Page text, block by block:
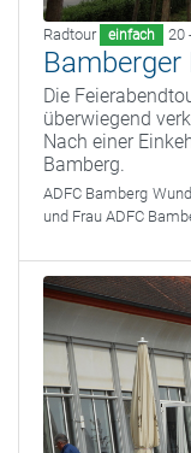
Radtour einfach 20
Die
überwiegend
Nach einer
Bamberg.
ADFC Bamberg
und Frau ADFC